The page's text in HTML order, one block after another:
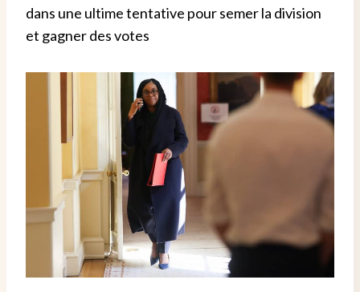
dans une ultime tentative pour semer la division
et gagner des votes